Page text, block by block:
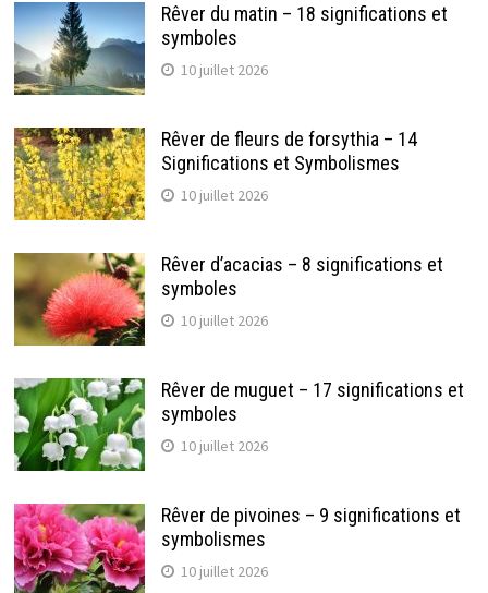
Rêver du matin – 18 significations et
symboles
10 juillet 2026
Rêver de fleurs de forsythia – 14
Significations et Symbolismes
10 juillet 2026
Rêver d’acacias – 8 significations et
symboles
10 juillet 2026
Rêver de muguet – 17 significations et
symboles
10 juillet 2026
Rêver de pivoines – 9 significations et
symbolismes
10 juillet 2026